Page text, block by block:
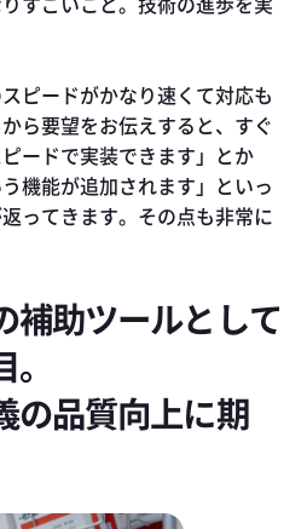
ピードがかなり速くて対応も
ら要望をお伝えすると、すぐ
ードで実装できます」とか
う機能が追加されます」といっ
ってきます。その点も非常に
補助ツールとして
の品質向上に期